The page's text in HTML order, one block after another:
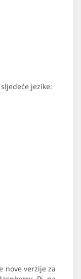
jezike:
nove verzije za